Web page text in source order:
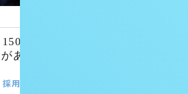
名へ。目標達成への不安、
あった
用目標はどう変わったのでしょうか？